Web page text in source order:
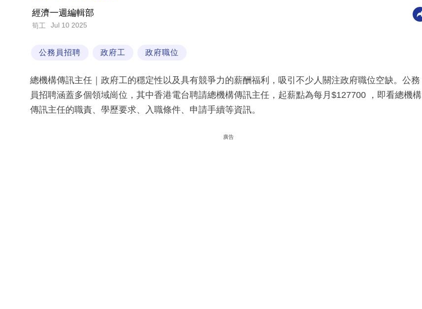
經濟一週編輯部
筍工 Jul 10 2025
公務員招聘 政府工 政府職位
總機構傳訊主任｜政府工的穩定性以及具有競爭力的薪酬福利，吸引不少人關注政府職位空缺。公務
員招聘涵蓋多個領域崗位，其中香港電台聘請總機構傳訊主任，起薪點為每月$127700 ，即看總機構
傳訊主任的職責、學歷要求、入職條件、申請手續等資訊。
廣告